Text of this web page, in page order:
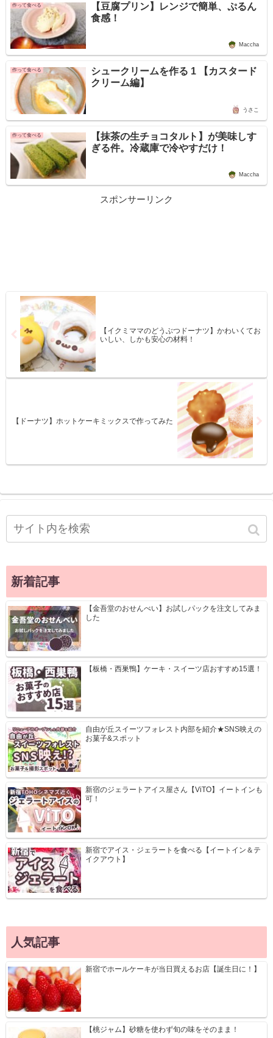
作って食べる
【豆腐プリン】レンジで簡単、ぷるん
食感！
Maccha
作って食べる
シュークリームを作る 1 【カスタード
クリーム編】
うさこ
作って食べる
【抹茶の生チョコタルト】が美味しす
ぎる件。冷蔵庫で冷やすだけ！
Maccha
スポンサーリンク
【イクミママのどうぶつドーナツ】かわいくてお
いしい、しかも安心の材料！
【ドーナツ】ホットケーキミックスで作ってみた
新着記事
【金吾堂のおせんべい】お試しパックを注文してみま
した
【板橋・西巣鴨】ケーキ・スイーツ店おすすめ15選！
自由が丘スイーツフォレスト内部を紹介★SNS映えの
お菓子&スポット
新宿のジェラートアイス屋さん【ViTO】イートインも
可！
新宿でアイス・ジェラートを食べる【イートイン＆テ
イクアウト】
人気記事
新宿でホールケーキが当日買えるお店【誕生日に！】
【桃ジャム】砂糖を使わず旬の味をそのまま！